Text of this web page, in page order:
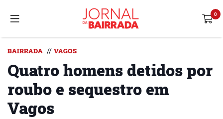
BAIRRADA // VAGOS
Quatro homens detidos por
roubo e sequestro em
Vagos